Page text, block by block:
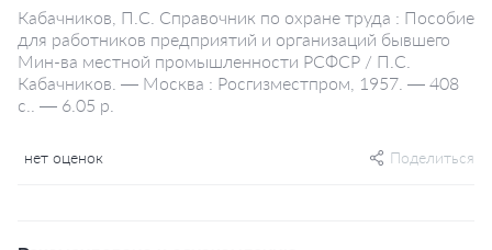
Кабачников, П.С. Справочник по охране труда : Пособие
для работников предприятий и организаций бывшего
Мин-ва местной промышленности РСФСР / П.С.
Кабачников. — Москва : Росгизместпром, 1957. — 408
с.. — 6.05 р.
нет оценок Поделиться